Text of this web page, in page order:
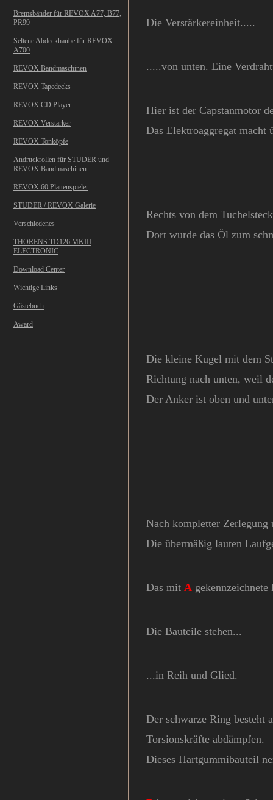
Bremsbänder für REVOX A77, B77,
PR99
Seltene Abdeckhaube für REVOX
A700
REVOX Bandmaschinen
REVOX Tapedecks
REVOX CD Player
REVOX Verstärker
REVOX Tonköpfe
Andruckrollen für STUDER und
REVOX Bandmaschinen
REVOX 60 Plattenspieler
STUDER / REVOX Galerie
Verschiedenes
THORENS TD126 MKIII
ELECTRONIC
Download Center
Wichtige Links
Gästebuch
Award
Die Verstärkereinheit.....
.....von unten. Eine
Hier ist der Capstanmotor
Das Elektroaggregat macht
Rechts von dem
Dort wurde das Öl zum
Die kleine Kugel mit dem
Richtung nach unten, weil
Der Anker ist oben und
Nach kompletter
Die übermäßig lauten
Das mit A
Die Bauteile stehen...
...in Reih und Glied.
Der schwarze Ring besteht
Torsionskräfte abdämpfen.
Dieses Hartgummibauteil